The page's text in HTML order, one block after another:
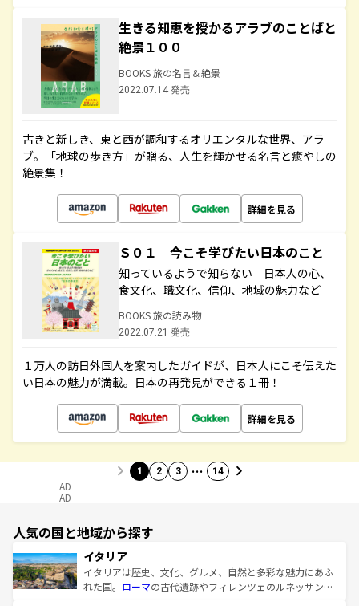
生きる知恵を授かるアラブのことばと
絶景１００
BOOKS 旅の名言＆絶景
2022.07.14 発売
古きと新しき、東と西が調和するオリエンタルな世界、アラ
ブ。「地球の歩き方」が贈る、人生を輝かせる名言と癒やしの
絶景集！
詳細を見る
Ｓ０１ 今こそ学びたい日本のこと
知っているようで知らない 日本人の心、
食文化、職文化、信仰、地域の魅力など
BOOKS 旅の読み物
2022.07.21 発売
１万人の訪日外国人を案内したガイドが、日本人にこそ伝えた
い日本の魅力が満載。日本の再発見ができる１冊！
詳細を見る
1 2 3 … 14
AD
AD
人気の国と地域から探す
イタリア
イタリアは歴史、文化、グルメ、自然と多彩な魅力にあふ
れた国。 ローマの古代遺跡やフィレンツェのルネッサンス